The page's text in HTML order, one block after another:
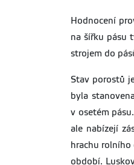
Hodnocení
na šířku pásu
strojem do
Stav porostů
byla
v osetém
ale nabízejí
hrachu
období.